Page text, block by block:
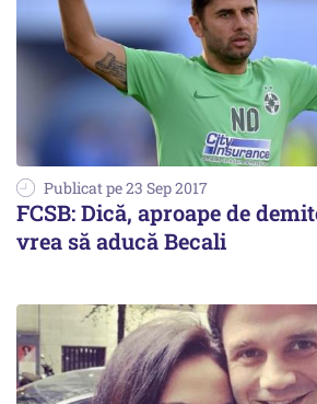
Publicat pe 23 Sep 2017
FCSB: Dică, aproape de
vrea să aducă Becali